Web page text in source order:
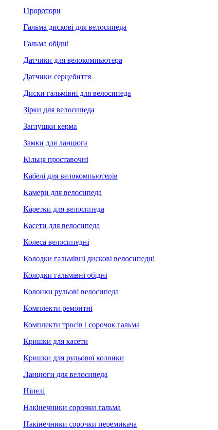
Гіроротори
Гальма дискові для велосипеда
Гальма обідні
Датчики для велокомпьютера
Датчики серцебиття
Диски гальмівні для велосипеда
Зірки для велосипеда
Заглушки керма
Замки для ланцюга
Кільця проставочні
Кабелі для велокомпьютерів
Камери для велосипеда
Каретки для велосипеда
Касети для велосипеда
Колеса велосипедні
Колодки гальмівні дискові велосипедні
Колодки гальмівні обідні
Колонки рульові велосипеда
Комплекти ремонтні
Комплекти тросів і сорочок гальма
Кришки для касети
Кришки для рульової колонки
Ланцюги для велосипеда
Ніпелі
Накінечники сорочки гальма
Накінечники сорочки перемикача